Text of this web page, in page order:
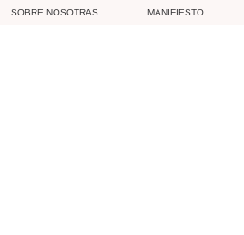
SOBRE NOSOTRAS MANIFIESTO